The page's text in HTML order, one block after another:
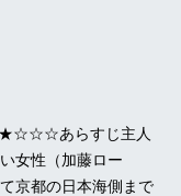
あらすじ主人
女性（加藤ロー
京都の日本海側まで